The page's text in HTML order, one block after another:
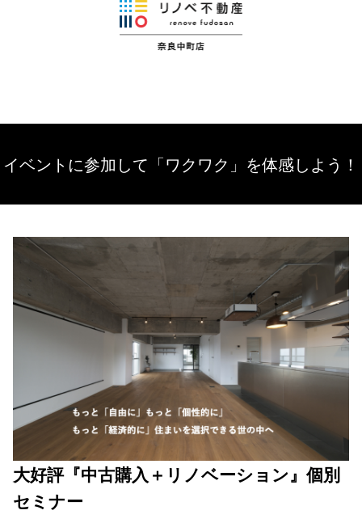
イベントに参加して「ワクワク」を体感しよう！
大好評『中古購入＋リノベーション』個別
セミナー